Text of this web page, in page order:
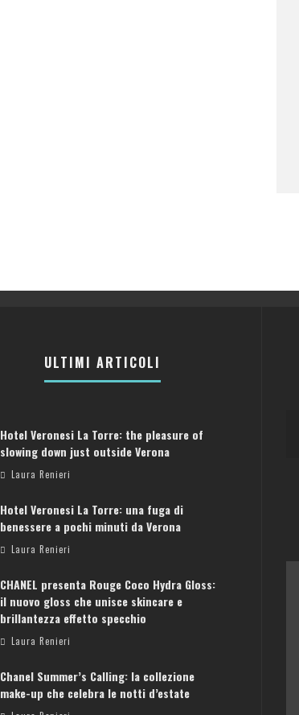
ULTIMI ARTICOLI
Hotel Veronesi La Torre: the pleasure of
slowing down just outside Verona
Laura Renieri
Hotel Veronesi La Torre: una fuga di
benessere a pochi minuti da Verona
Laura Renieri
CHANEL presenta Rouge Coco Hydra Gloss:
il nuovo gloss che unisce skincare e
brillantezza effetto specchio
Laura Renieri
Chanel Summer’s Calling: la collezione
make-up che celebra le notti d’estate
ATENE: GUIDA PER IL WEEKEND PERFETTO